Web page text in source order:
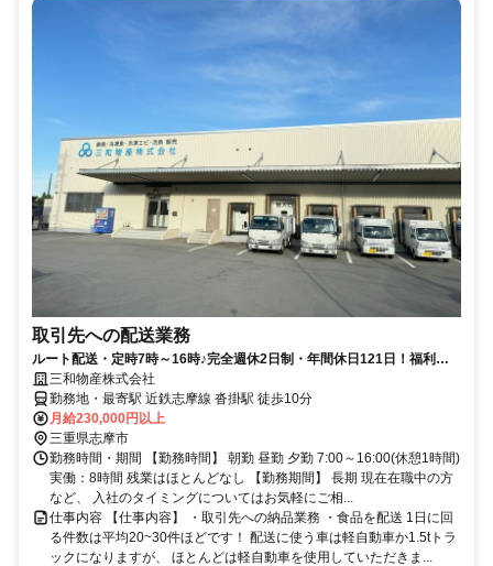
取引先への配送業務
ルート配送・定時7時～16時♪完全週休2日制・年間休日121日！福利厚
生・手当充実♪賞与・昇給あり☆
三和物産株式会社
勤務地・最寄駅 近鉄志摩線 沓掛駅 徒歩10分
月給230,000円以上
三重県志摩市
勤務時間・期間 【勤務時間】 朝勤 昼勤 夕勤 7:00～16:00(休憩1時間)
実働：8時間 残業はほとんどなし 【勤務期間】 長期 現在在職中の方
など、 入社のタイミングについてはお気軽にご相...
仕事内容 【仕事内容】 ・取引先への納品業務 ・食品を配送 1日に回
る件数は平均20~30件ほどです！ 配送に使う車は軽自動車か1.5tトラ
ックになりますが、 ほとんどは軽自動車を使用していただきま...